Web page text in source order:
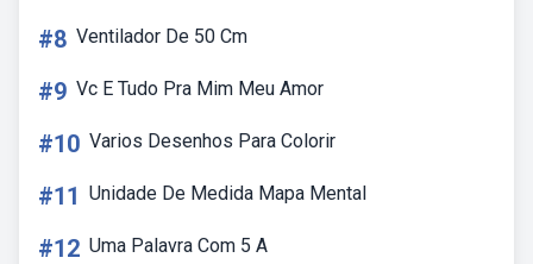
#8 Ventilador De 50 Cm
#9 Vc E Tudo Pra Mim Meu Amor
#10 Varios Desenhos Para Colorir
#11 Unidade De Medida Mapa Mental
#12 Uma Palavra Com 5 A